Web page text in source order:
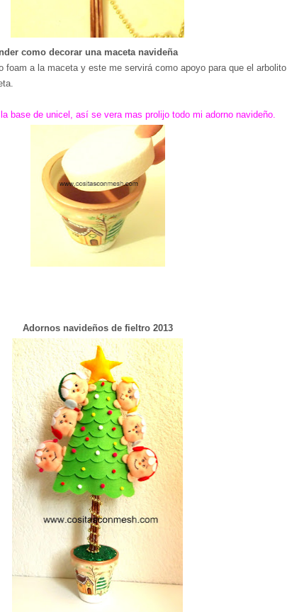
como decorar una maceta navideña
foam a la maceta y este me servirá como apoyo para que el arbolito
base de unicel, así se vera mas prolijo todo mi adorno navideño.
Adornos navideños de fieltro 2013